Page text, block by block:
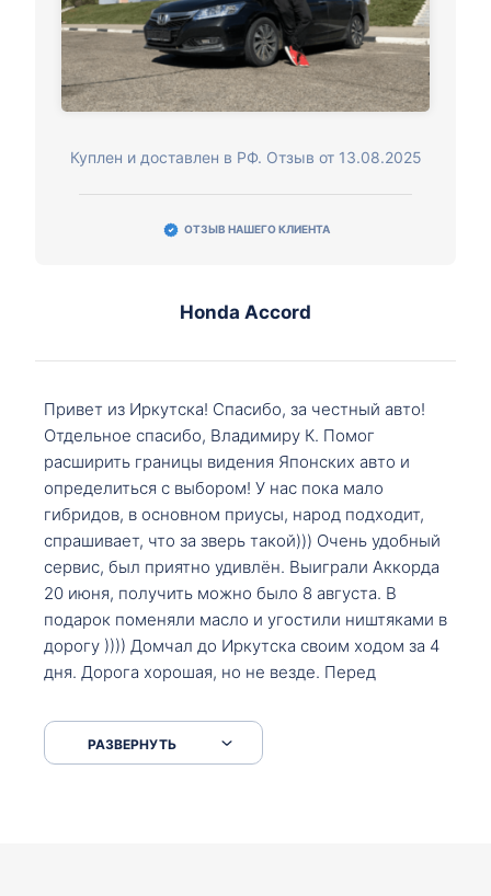
Куплен и доставлен в РФ. Отзыв от 13.08.2025
ОТЗЫВ НАШЕГО КЛИЕНТА
Honda Accord
Привет из Иркутска! Спасибо, за честный авто!
Отдельное спасибо, Владимиру К. Помог
расширить границы видения Японских авто и
определиться с выбором! У нас пока мало
гибридов, в основном приусы, народ подходит,
спрашивает, что за зверь такой))) Очень удобный
сервис, был приятно удивлён. Выиграли Аккорда
20 июня, получить можно было 8 августа. В
подарок поменяли масло и угостили ништяками в
дорогу )))) Домчал до Иркутска своим ходом за 4
дня. Дорога хорошая, но не везде. Перед
серпантинах по пути следования.
РАЗВЕРНУТЬ